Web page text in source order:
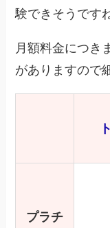
験できそうです
月額料金につき
がありますので
プラチ